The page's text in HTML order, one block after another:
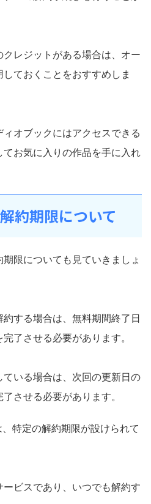
レジットがある場合は、オー
ておくことをおすすめしま
オブックにはアクセスできる
お気に入りの作品を手に入れ
約期限について
限についても見ていきましょ
する場合は、無料期間終了日
了させる必要があります。
いる場合は、次回の更新日の
させる必要があります。
特定の解約期限が設けられて
ビスであり、いつでも解約す